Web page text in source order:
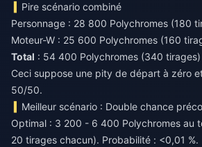
Pire scénario combiné
Personnage : 28 800 Polychromes (180
Moteur-W : 25 600 Polychromes (160
Total : 54 400 Polychromes (340 tirages)
Ceci suppose une pity de départ à zéro
50/50.
Meilleur scénario : Double chance
Optimal : 3 200 - 6 400 Polychromes au
20 tirages chacun). Probabilité : <0,01 %.